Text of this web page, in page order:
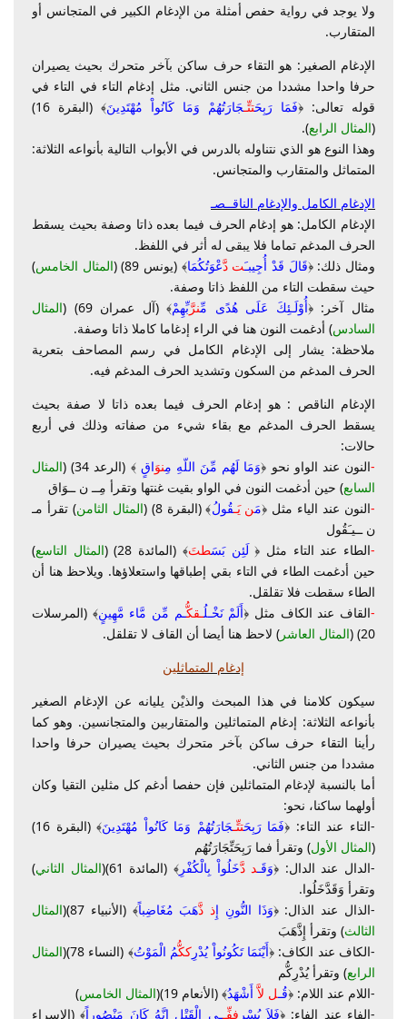
ولا يوجد في رواية حفص أمثلة من الإدغام الكبير في المتجانس أو
المتقارب.
الإدغام الصغير: هو التقاء حرف ساكن بآخر متحرك بحيث يصيران
حرفا واحدا مشددا من جنس الثاني. مثل إدغام التاء في التاء في
قوله تعالى: ﴿فَمَا رَبِحَتتِّـجَارَتُهُمْ وَمَا كَانُواْ مُهْتَدِينَ
﴾ (البقرة 16)
(المثال الرابع).
وهذا النوع هو الذي نتناوله بالدرس في الأبواب التالية بأنواعه الثلاثة:
المتماثل والمتقارب والمتجانس.
الإدغام الكامل والإدغام الناقــصـ
الإدغام الكامل: هو إدغام الحرف فيما بعده ذاتا وصفة بحيث يسقط
الحرف المدغم تماما فلا يبقى له أثر في اللفظ.
ومثال ذلك: ﴿قَالَ قَدْ أُجِيبـَت دَّعْوَتُكُمَا﴾ (يونس 89) ( المثال الخامس)
حيث سقطت التاء من اللفظ ذاتا وصفة.
مثال آخر: ﴿أُوْلَـئِكَ عَلَى هُدًى مِّنرَّبِّهِمْ﴾ (آل عمران 69) (
المثال
السادس) أدغمت النون هنا في الراء إدغاما كاملا ذاتا وصفة.
ملاحظة: يشار إلى الإدغام الكامل في رسم المصاحف بتعرية
الحرف المدغم من السكون وتشديد الحرف المدغم فيه.
الإدغام الناقص : هو إدغام الحرف فيما بعده ذاتا لا صفة بحيث
يسقط الحرف المدغم مع بقاء شيء من صفاته وذلك في أربع
حالات:
-النون عند الواو نحو ﴿وَمَا لَهُم مِّنَ اللّهِ مِنوَاقٍ ﴾ (الرعد 34) (
المثال
السابع) حين أدغمت النون في الواو بقيت غنتها وتقرأ مِــ ن ــوَاق
-النون عند الياء مثل ﴿مَن يَـقُولُ﴾ (البقرة 8) ( المثال الثامن) تقرأ مـ
ن ــيـَقُول
-الطاء عند التاء مثل ﴿لَئِن بَسَطتَ﴾ (المائدة 28) ( المثال التاسع)
حين أدغمت الطاء في التاء بقي إطباقها واستعلاؤها. ويلاحظ هنا أن
الطاء سقطت فلا تقلقل.
-القاف عند الكاف مثل ﴿أَلَمْ نَخْـلُـقكُّـم مِّن مَّاء مَّهِينٍ﴾ (المرسلات
20) (
المثال العاشر ) لاحظ هنا أيضا أن القاف لا تقلقل.
إدغام المتماثلين
سيكون كلامنا في هذا المبحث والذيْن يليانه عن الإدغام الصغير
بأنواعه الثلاثة: إدغام المتماثلين والمتقاربين والمتجانسين. وهو كما
رأينا التقاء حرف ساكن بآخر متحرك بحيث يصيران حرفا واحدا
مشددا من جنس الثاني.
أما بالنسبة لإدغام المتماثلين فإن حفصا أدغم كل مثلين التقيا وكان
أولهما ساكنا، نحو:
-التاء عند التاء: ﴿فَمَا رَبِحَتتِّـجَارَتُهُمْ وَمَا كَانُواْ مُهْتَدِينَ
﴾ (البقرة 16)
(المثال الأول) وتقرأ فما رَبِحَتِّجَارَتُهُم
-الدال عند الدال: ﴿وَقَـد دَّخَلُواْ بِالْكُفْرِ﴾ (المائدة 61)( المثال الثاني)
وتقرأ وَقَدَّخَلُوا.
-الذال عند الذال: ﴿وَذَا النُّونِ إِذ ذَّهَبَ مُغَاضِباً﴾ (الأنبياء 87)(
المثال
الثالث) وتقرأ إِذَّهَبَ
-الكاف عند الكاف: ﴿أَيْنَمَا تَكُونُواْ يُدْرِ ككُّمُ الْمَوْتُ﴾ (النساء 78)(
المثال
الرابع) وتقرأ يُدْرِكُّم
-اللام عند اللام: ﴿قُـل لاَّأَشْهَدُ﴾ (الأنعام 19)( المثال الخامس)
-الفاء عند الفاء: ﴿فَلاَ يُسْرِ ففِّــي الْقَتْلِ إِنَّهُ كَانَ مَنْصُوراً﴾ (الإسراء